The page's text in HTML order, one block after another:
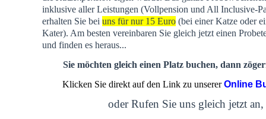
inklusive aller Leistungen (Vollpension und All Inclusive-
erhalten Sie bei uns für nur 15 Euro(bei einer Katze oder
Kater). Am besten vereinbaren Sie gleich jetzt einen
und finden es heraus...
Sie möchten gleich einen Platz buchen, dann
Klicken Sie direkt auf den Link zu unsererOnline
oder Rufen Sie uns gleich jetzt an,